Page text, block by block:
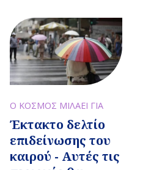
Ο ΚΟΣΜΟΣ ΜΙΛΑΕΙ ΓΙΑ
Έκτακτο δελτίο
επιδείνωσης του
καιρού - Αυτές τις